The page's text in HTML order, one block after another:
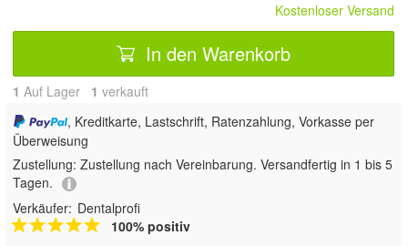
Kostenloser Versand
In den Warenkorb
1 Auf Lager 1 verkauft
, Kreditkarte, Lastschrift, Ratenzahlung, Vorkasse per
Überweisung
Zustellung: Zustellung nach Vereinbarung. Versandfertig in 1 bis 5
Tagen.
Verkäufer: Dentalprofi
100% positiv